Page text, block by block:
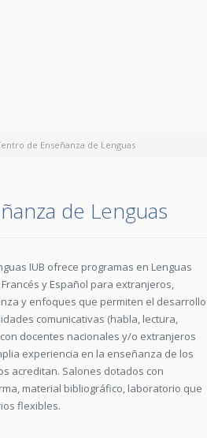
de Enseñanza de Lenguas
de Lenguas
IUB ofrece programas en Lenguas
y Español para extranjeros,
y enfoques que permiten el desarrollo
comunicativas (habla, lectura,
docentes nacionales y/o extranjeros
experiencia en la enseñanza de los
acreditan. Salones dotados con
material bibliográfico, laboratorio que
flexibles.